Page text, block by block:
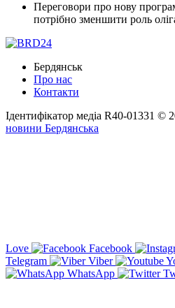
Переговори про нову
потрібно зменшити роль
Бердянськ
Про нас
Контакти
Ідентифікатор медіа R40-01331 ©
новини Бердянська
Love
Facebook
Telegram
Viber
WhatsApp